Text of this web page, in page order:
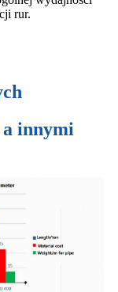
rur.
innymi